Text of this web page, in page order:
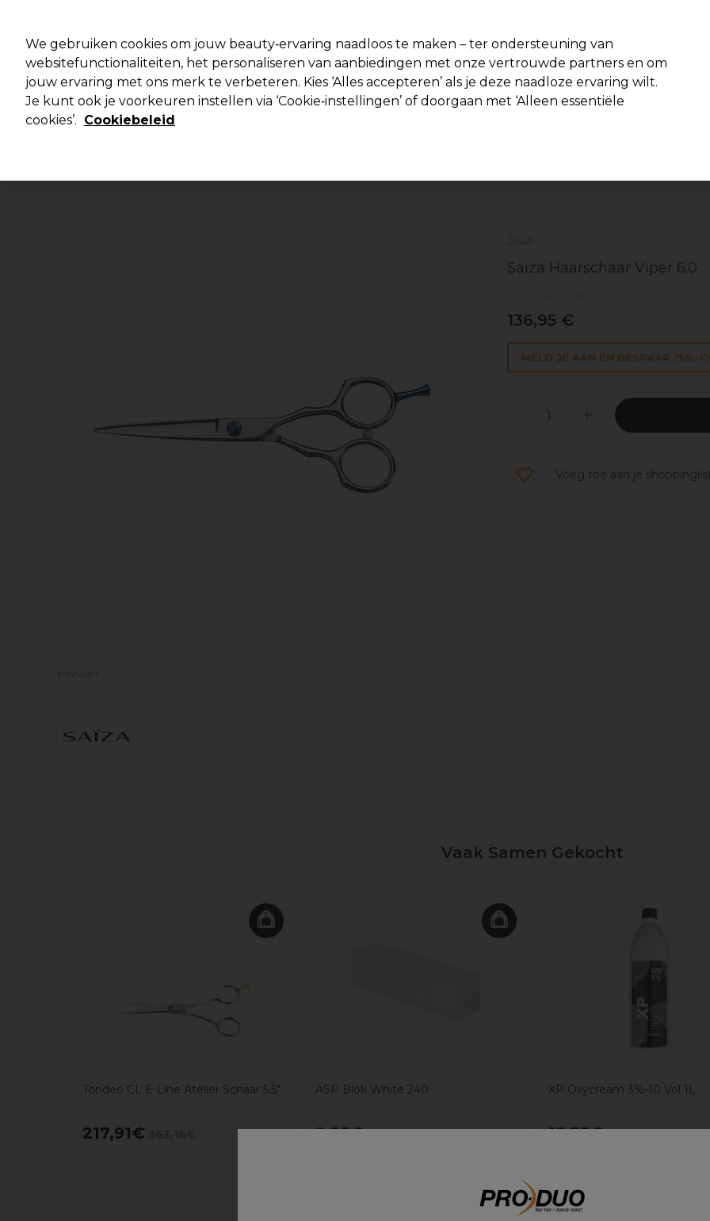
Merken Deals 🌟 Haar Elektra Beauty Salon interieur Mannen Vegan
Volgende dag geleverd*
Saiza Haarschaar Viper 6.0
(0)
136,95 €
MELD JE AAN EN BESPAAR 15%:
Voeg toe aan je
Vaak Samen Gekocht
Tondeo CL E-Line Atelier Schaar 5,5"
217,91€
ASP Blok White 240
2,25€
XP Oxycream 3%-10 Vol 1L
13,75€
We gebruiken cookies om jouw beauty‑ervaring naadloos te maken – ter ondersteuning van
websitefunctionaliteiten, het personaliseren van aanbiedingen met onze vertrouwde partners en om
jouw ervaring met ons merk te verbeteren. Kies ‘Alles accepteren’ als je deze naadloze ervaring wilt.
Je kunt ook je voorkeuren instellen via ‘Cookie‑instellingen’ of doorgaan met ‘Alleen essentiële
cookies’. Cookiebeleid